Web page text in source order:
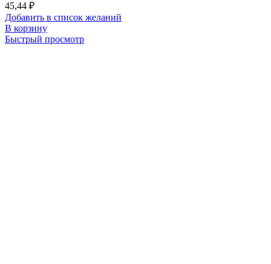
45,44 ₽
Добавить в список желаний
В корзину
Быстрый просмотр